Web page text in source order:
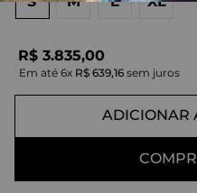
R$ 3.835,00
Em até 6x R$ 639,16 sem juros
ADICIONAR